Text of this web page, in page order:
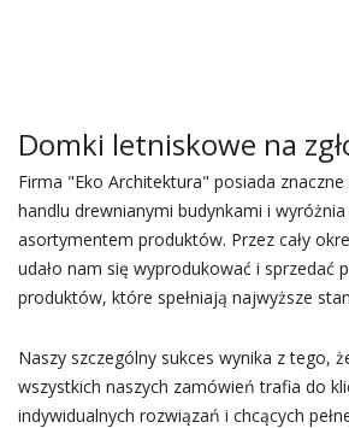
Domki letniskowe na
Firma "Eko Architektura" posiada
handlu drewnianymi budynkami i
asortymentem produktów. Przez cały
udało nam się wyprodukować i sprzedać
produktów, które spełniają najwyższe
Naszy szczególny sukces wynika z tego,
wszystkich naszych zamówień trafia do
indywidualnych rozwiązań i chcących